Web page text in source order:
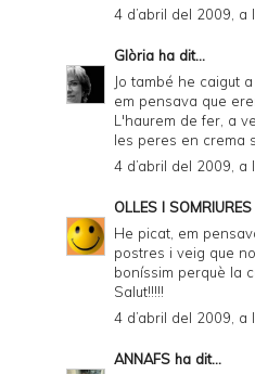
4 d’abril del 2009, a
Glòria ha dit...
Jo també he caigut
em pensava que
L'haurem de fer, a
les peres en crema
4 d’abril del 2009, a
OLLES I SOMRIURES
He picat, em
postres i veig que
boníssim perquè la
Salut!!!!!
4 d’abril del 2009, a
ANNAFS ha dit...